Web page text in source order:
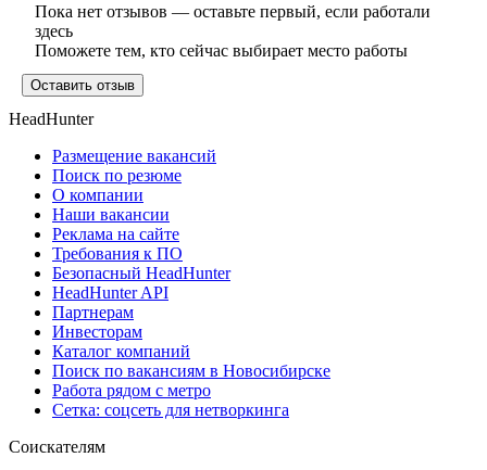
Пока нет отзывов — оставьте первый, если работали
здесь
Поможете тем, кто сейчас выбирает место работы
Оставить отзыв
HeadHunter
Размещение вакансий
Поиск по резюме
О компании
Наши вакансии
Реклама на сайте
Требования к ПО
Безопасный HeadHunter
HeadHunter API
Партнерам
Инвесторам
Каталог компаний
Поиск по вакансиям в Новосибирске
Работа рядом с метро
Сетка: соцсеть для нетворкинга
Соискателям